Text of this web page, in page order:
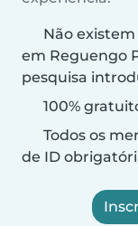
Não
em Reguengo
pesquisa
100%
Todos os
de ID